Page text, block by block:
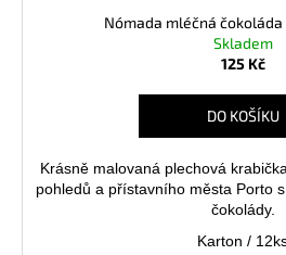
Nómada mléčná
Skladem
125 Kč
DO KOŠÍKU
Krásně malovaná plechová
pohledů a přístavního města Porto
čokolády.
Karton /